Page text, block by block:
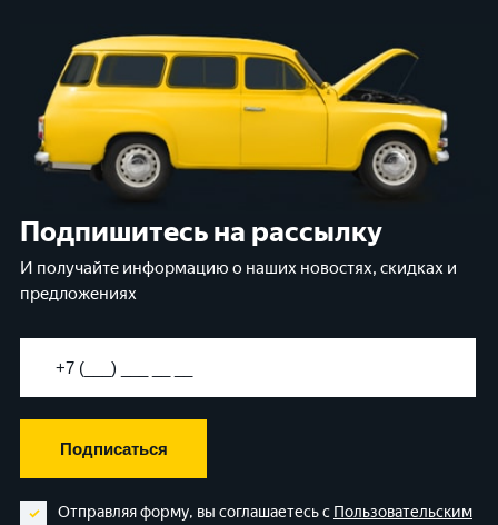
Подпишитесь на рассылку
И получайте информацию о наших новостях, скидках и
предложениях
Подписаться
Отправляя форму, вы соглашаетесь с Пользовательским